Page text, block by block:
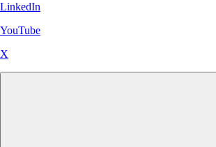
LinkedIn
YouTube
X